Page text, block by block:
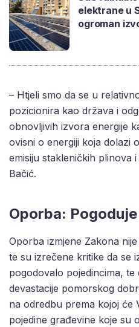
elektrane u
ogroman
– Htjeli smo da se u
pozicionira kao država i
obnovljivih izvora energije
ovisni o energiji koja dolazi
emisiju stakleničkih plinova
Bačić.
Oporba:
Oporba izmjene Zakona
te su izrečene kritike da se
pogodovalo pojedincima, te
devastacije pomorskog
na odredbu prema kojoj će
pojedine građevine koje su